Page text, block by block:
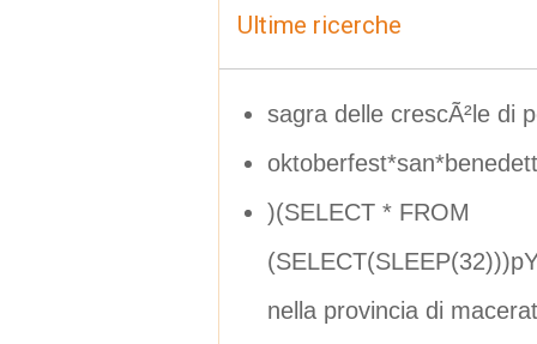
Ultime ricerche
sagra delle crescÃ²le di
)(SELECT * FROM
nella provincia di